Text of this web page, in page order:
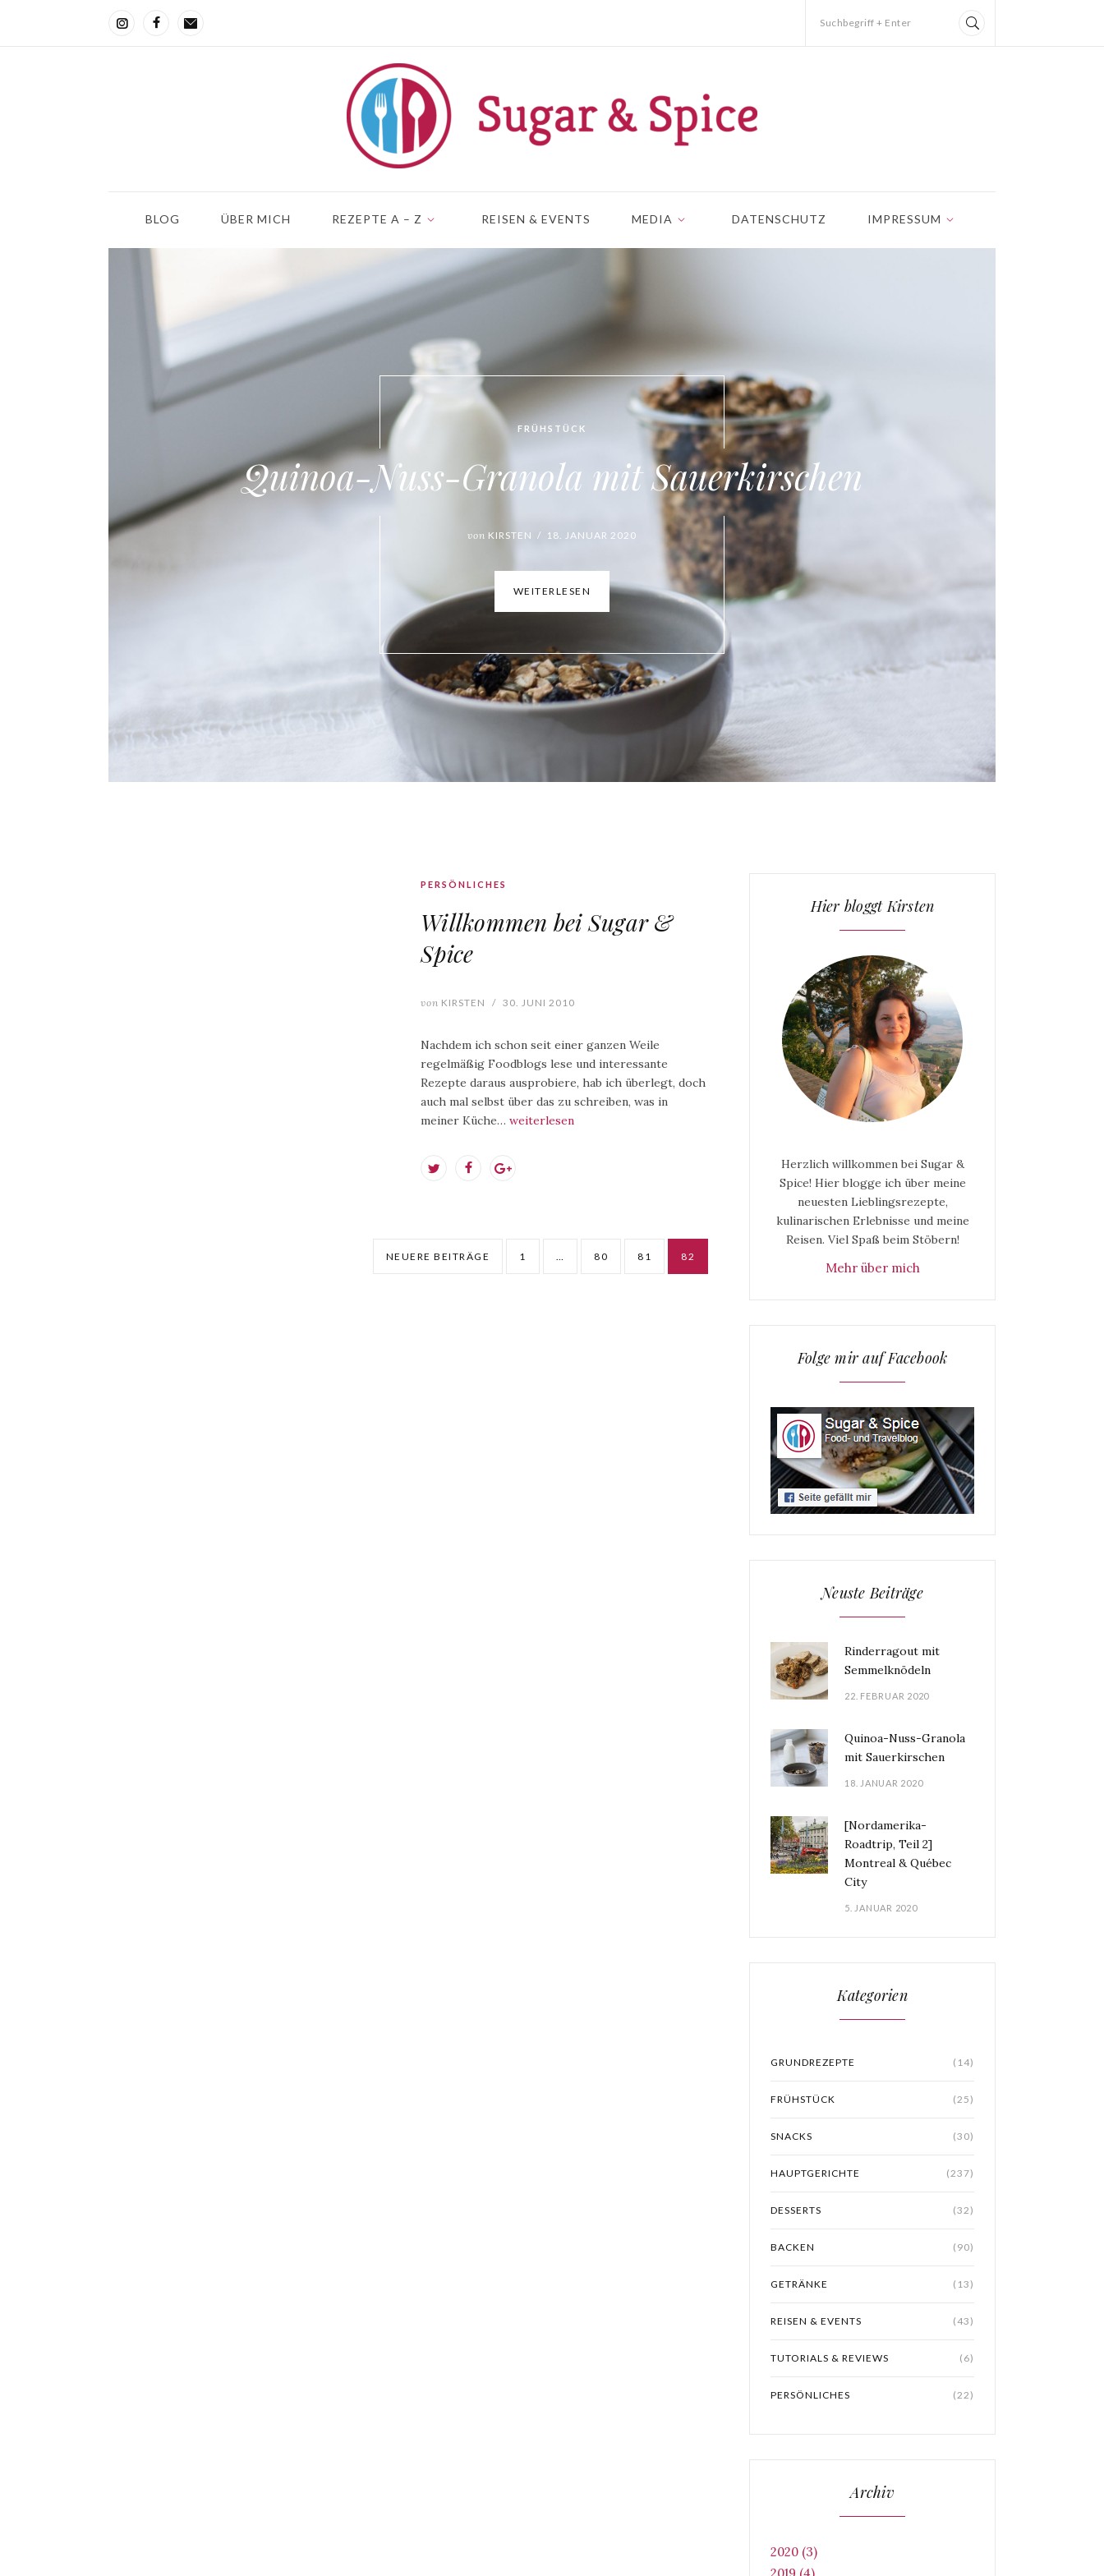
Suchbegriff + Enter
BLOG ÜBER MICH REZEPTE A – Z REISEN & EVENTS MEDIA DATENSCHUTZ IMPRESSUM
FRÜHSTÜCK
Quinoa-Nuss-Granola mit Sauerkirschen
von KIRSTEN / 18. JANUAR 2020
WEITERLESEN
PERSÖNLICHES
Willkommen bei Sugar &
Spice
von KIRSTEN / 30. JUNI 2010
Nachdem ich schon seit einer ganzen Weile
regelmäßig Foodblogs lese und interessante
Rezepte daraus ausprobiere, hab ich überlegt, doch
auch mal selbst über das zu schreiben, was in
meiner Küche… weiterlesen
NEUERE BEITRÄGE 1 … 80 81 82
Hier bloggt Kirsten
Herzlich willkommen bei Sugar &
Spice! Hier blogge ich über meine
neuesten Lieblingsrezepte,
kulinarischen Erlebnisse und meine
Reisen. Viel Spaß beim Stöbern!
Mehr über mich
Folge mir auf Facebook
Neuste Beiträge
Rinderragout mit
Semmelknödeln
22. FEBRUAR 2020
Quinoa-Nuss-Granola
mit Sauerkirschen
18. JANUAR 2020
[Nordamerika-
Roadtrip, Teil 2]
Montreal & Québec
City
5. JANUAR 2020
Kategorien
GRUNDREZEPTE (14)
FRÜHSTÜCK (25)
SNACKS (30)
HAUPTGERICHTE (237)
DESSERTS (32)
BACKEN (90)
GETRÄNKE (13)
REISEN & EVENTS (43)
TUTORIALS & REVIEWS (6)
PERSÖNLICHES (22)
Archiv
2020 (3)